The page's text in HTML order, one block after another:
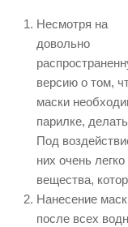
Несмотря на
довольно
версию о том,
маски
парилке,
Под
них очень
вещества,
Нанесение
после всех